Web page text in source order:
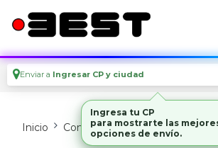
Enviar a Ingresar CP y ciudad
Inicio Componentes De Pc
Ingresa tu CP
para mostrarte las
opciones de envío.